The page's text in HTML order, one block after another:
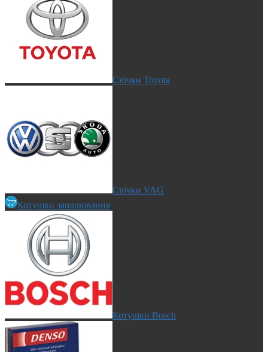
Свічки Toyota
Свічки VAG
Котушки запалювання
Котушки Bosch